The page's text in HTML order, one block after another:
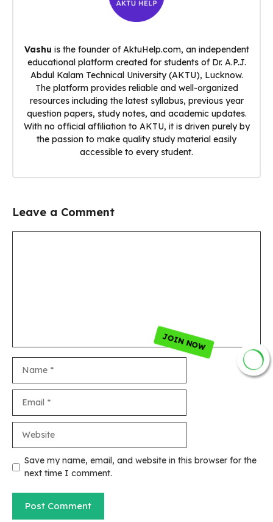
Vashu is the founder of AktuHelp.com, an independent
educational platform created for students of Dr. A.P.J.
Abdul Kalam Technical University (AKTU), Lucknow.
The platform provides reliable and well-organized
resources including the latest syllabus, previous year
question papers, study notes, and academic updates.
With no official affiliation to AKTU, it is driven purely by
the passion to make quality study material easily
accessible to every student.
Leave a Comment
Save my name, email, and website in this browser for the
next time I comment.